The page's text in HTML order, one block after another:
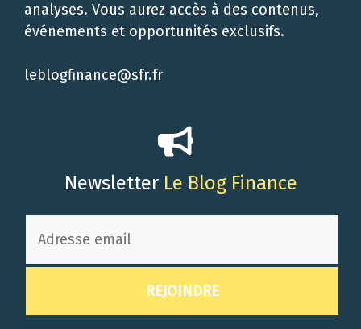
analyses. Vous aurez accès à des contenus,
événements et opportunités exclusifs.
leblogfinance@sfr.fr
Newsletter Le Blog Finance